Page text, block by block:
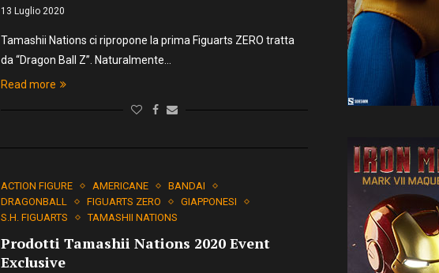
13 Luglio 2020
Tamashii Nations ci ripropone la prima Figuarts ZERO tratta
da “Dragon Ball Z”. Naturalmente…
Read more
ACTION FIGURE AMERICANE
BANDAI
DRAGONBALL
FIGUARTS ZERO
GIAPPONESI
S.H. FIGUARTS
TAMASHII NATIONS
Prodotti Tamashii Nations 2020 Event
Exclusive